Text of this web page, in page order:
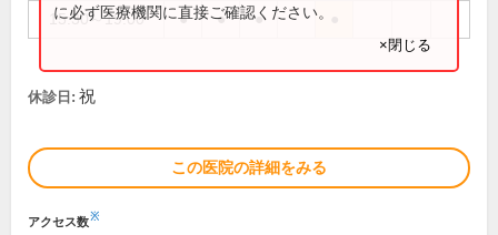
15:30～19:00 ● ● ●
に必ず医療機関に直接ご確認ください。
×閉じる
休診日: 祝
この医院の詳細をみる
アクセス数※